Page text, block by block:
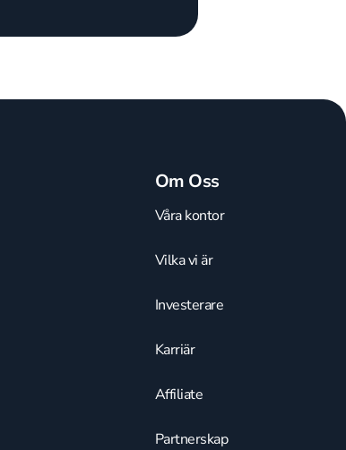
Om Oss
Våra kontor
Vilka vi är
Investerare
Karriär
Affiliate
Partnerskap